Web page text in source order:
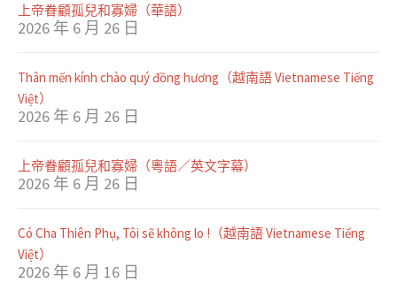
上帝眷顧孤兒和寡婦（華語）
2026 年 6 月 26 日
Thân mến kính chào quý đồng hương（越南語 Vietnamese Tiếng
Việt）
2026 年 6 月 26 日
上帝眷顧孤兒和寡婦（粵語／英文字幕）
2026 年 6 月 26 日
Có Cha Thiên Phụ, Tôi sẽ không lo !（越南語 Vietnamese Tiếng
Việt）
2026 年 6 月 16 日